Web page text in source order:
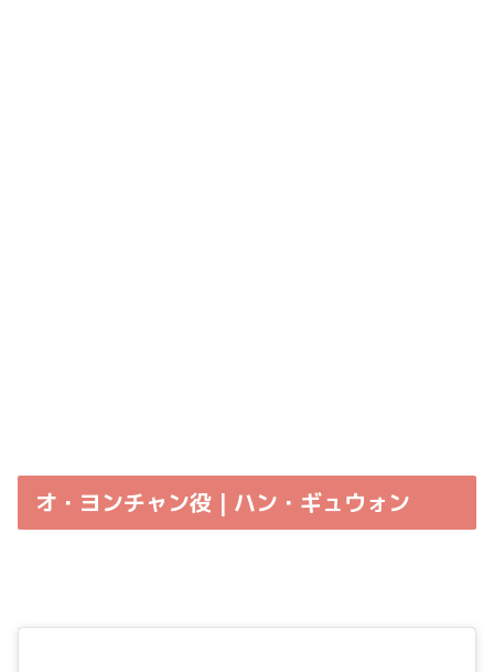
オ・ヨンチャン役 | ハン・ギュウォン